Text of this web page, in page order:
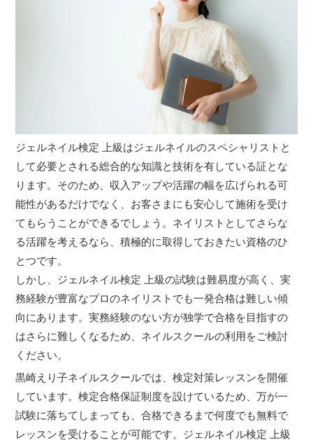
ジェルネイル検定 上級はジェルネイルのスペシャリストと
して必要とされる総合的な知識と技術を有している証とな
ります。そのため、収入アップや活躍の幅を広げられる可
能性があるだけでなく、お客さまにも安心して施術を受け
てもらうことができるでしょう。ネイリストとしてさらな
る活躍を考えるなら、積極的に取得しておきたい資格のひ
とつです。
しかし、ジェルネイル検定 上級の試験は難易度が高く、実
務経験が豊富なプロのネイリストでも一発合格は難しい傾
向にあります。実務経験のない方が独学で合格を目指すの
はさらに難しくなるため、ネイルスクールの利用をご検討
ください。
黒崎えり子ネイルスクールでは、検定対策レッスンを開催
しています。検定合格保証制度を設けているため、万が一
試験に落ちてしまっても、合格できるまで何度でも無料で
レッスンを受けることが可能です。ジェルネイル検定 上級